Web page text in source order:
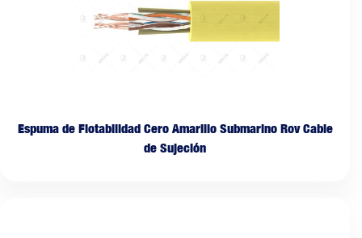
Espuma de Flotabilidad Cero Amarillo Submarino Rov Cable
de Sujeción